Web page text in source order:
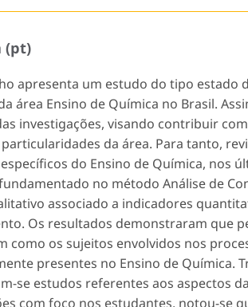
(pt)
apresenta um estudo do tipo estado
área Ensino de Química no Brasil.
investigações, visando contribuir
da área. Para tanto,
do Ensino de Química, nos
no método Análise de
associado a indicadores
Os resultados demonstraram que
como os sujeitos envolvidos nos
presentes no Ensino de Química.
se estudos referentes aos aspectos
com foco nos estudantes, notou-se